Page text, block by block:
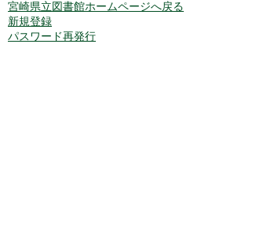
宮崎県立図書館ホームページへ戻る
新規登録
パスワード再発行